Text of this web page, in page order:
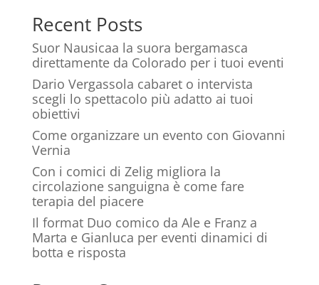
Recent Posts
Suor Nausicaa la suora bergamasca
direttamente da Colorado per i tuoi eventi
Dario Vergassola cabaret o intervista
scegli lo spettacolo più adatto ai tuoi
obiettivi
Come organizzare un evento con Giovanni
Vernia
Con i comici di Zelig migliora la
circolazione sanguigna è come fare
terapia del piacere
Il format Duo comico da Ale e Franz a
Marta e Gianluca per eventi dinamici di
botta e risposta